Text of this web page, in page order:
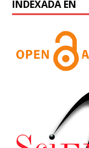
INDEXADA EN